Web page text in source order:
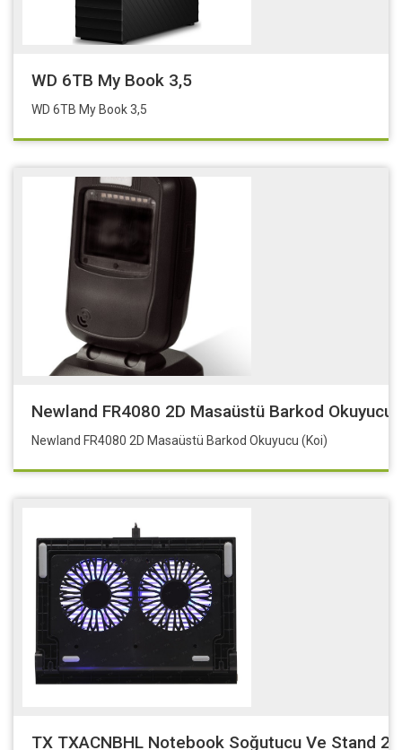
WD 6TB My Book 3,5
WD 6TB My Book 3,5
Newland FR4080 2D Masaüstü Barkod Okuyucu
Newland FR4080 2D Masaüstü Barkod Okuyucu (Koi)
TX TXACNBHL Notebook Soğutucu Ve Stand 2